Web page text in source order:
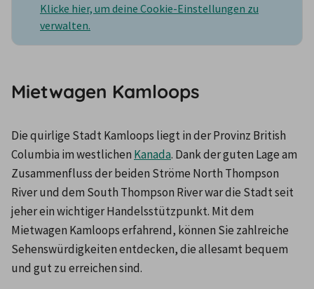
Klicke hier, um deine Cookie-Einstellungen zu
verwalten.
Mietwagen Kamloops
Die quirlige Stadt Kamloops liegt in der Provinz British
Columbia im westlichen Kanada. Dank der guten Lage am
Zusammenfluss der beiden Ströme North Thompson
River und dem South Thompson River war die Stadt seit
jeher ein wichtiger Handelsstützpunkt. Mit dem
Mietwagen Kamloops erfahrend, können Sie zahlreiche
Sehenswürdigkeiten entdecken, die allesamt bequem
und gut zu erreichen sind.